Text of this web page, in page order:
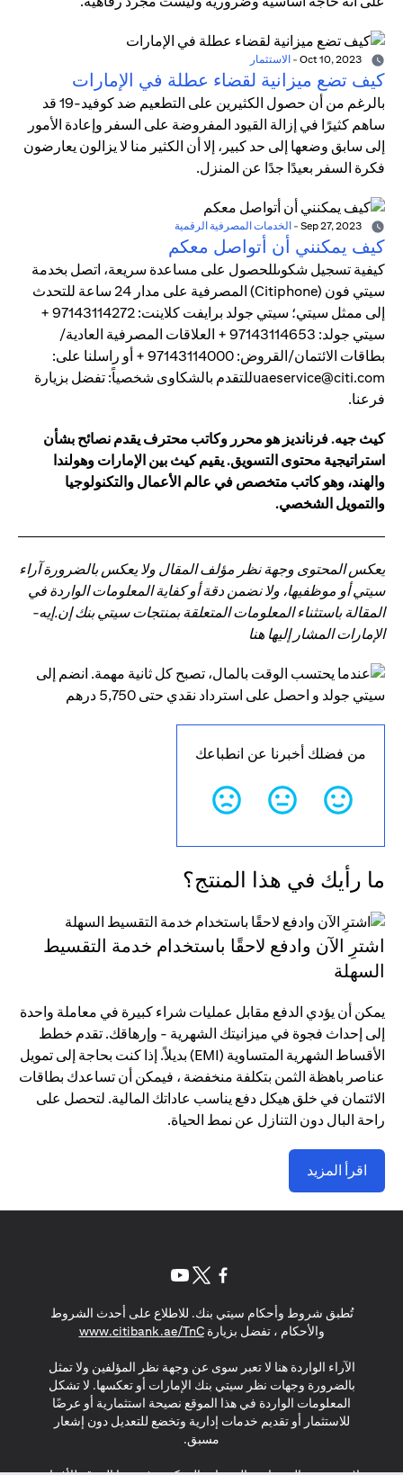
- الاستثمار
كيف تضع ميزانية لقضاء عطلة في الإمارات
بالرغم من أن حصول الكثيرين على التطعيم ضد كوفيد-19 قد
ساهم كثيرًا في إزالة القيود المفروضة على السفر وإعادة الأمور
إلى سابق وضعها إلى حد كبير، إلا أن الكثير منا لا يزالون يعارضون
فكرة السفر بعيدًا جدًا عن المنزل.
- الخدمات المصرفية الرقمية
كيف يمكنني أن أتواصل معكم
كيفية تسجيل شكوىللحصول على مساعدة سريعة، اتصل بخدمة
سيتي فون (Citiphone) المصرفية على مدار 24 ساعة للتحدث
إلى ممثل سيتي؛ سيتي جولد برايفت كلاينت: 97143114272 +
سيتي جولد: 97143114653 + العلاقات المصرفية العادية/
بطاقات الائتمان/القروض: 97143114000 + أو راسلنا على:
uaeservice@citi.comللتقدم بالشكاوى شخصياً: تفضل بزيارة
فرعنا.
كيث جيه. فرنانديز هو محرر وكاتب محترف يقدم نصائح بشأن
استراتيجية محتوى التسويق. يقيم كيث بين الإمارات وهولندا
والهند، وهو كاتب متخصص في عالم الأعمال والتكنولوجيا
والتمويل الشخصي.
يعكس المحتوى وجهة نظر مؤلف المقال ولا يعكس بالضرورة آراء
سيتي أو موظفيها، ولا نضمن دقة أو كفاية المعلومات الواردة في
المقالة باستثناء المعلومات المتعلقة بمنتجات سيتي بنك إن.إيه-
الإمارات المشار إليها هنا
من فضلك أخبرنا عن انطباعك
ما رأيك في هذا المنتج؟
اشترِ الآن وادفع لاحقًا باستخدام خدمة التقسيط
السهلة
يمكن أن يؤدي الدفع مقابل عمليات شراء كبيرة في معاملة واحدة
إلى إحداث فجوة في ميزانيتك الشهرية - وإرهاقك. تقدم خطط
الأقساط الشهرية المتساوية (EMI) بديلاً. إذا كنت بحاجة إلى تمويل
عناصر باهظة الثمن بتكلفة منخفضة ، فيمكن أن تساعدك بطاقات
الائتمان في خلق هيكل دفع يناسب عاداتك المالية. لتحصل على
راحة البال دون التنازل عن نمط الحياة.
اقرأ المزيد
تُطبق شروط وأحكام سيتي بنك. للاطلاع على أحدث الشروط
والأحكام ، تفضل بزيارةwww.citibank.ae/TnC
(opens in a new tab)
الآراء الواردة هنا لا تعبر سوى عن وجهة نظر المؤلفين ولا تمثل
بالضرورة وجهات نظر سيتي بنك الإمارات أو تعكسها. لا تشكل
المعلومات الواردة في هذا الموقع نصيحة استثمارية أو عرضًا
للاستثمار أو تقديم خدمات إدارية وتخضع للتعديل دون إشعار
مسبق.